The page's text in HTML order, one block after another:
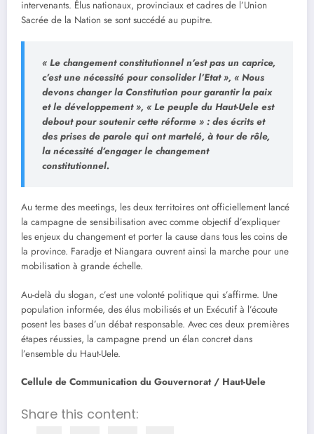
intervenants. Élus nationaux, provinciaux et cadres de l’Union
Sacrée de la Nation se sont succédé au pupitre.
« Le changement constitutionnel n’est pas un caprice,
c’est une nécessité pour consolider l’Etat », « Nous
devons changer la Constitution pour garantir la paix
et le développement », « Le peuple du Haut-Uele est
debout pour soutenir cette réforme » : des écrits et
des prises de parole qui ont martelé, à tour de rôle,
la nécessité d’engager le changement
constitutionnel.
Au terme des meetings, les deux territoires ont officiellement lancé
la campagne de sensibilisation avec comme objectif d’expliquer
les enjeux du changement et porter la cause dans tous les coins de
la province. Faradje et Niangara ouvrent ainsi la marche pour une
mobilisation à grande échelle.
Au-delà du slogan, c’est une volonté politique qui s’affirme. Une
population informée, des élus mobilisés et un Exécutif à l’écoute
posent les bases d’un débat responsable. Avec ces deux premières
étapes réussies, la campagne prend un élan concret dans
l’ensemble du Haut-Uele.
Cellule de Communication du Gouvernorat / Haut-Uele
Share this content: